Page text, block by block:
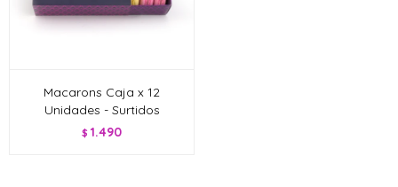
Macarons Caja x 12
Unidades - Surtidos
$ 1.490